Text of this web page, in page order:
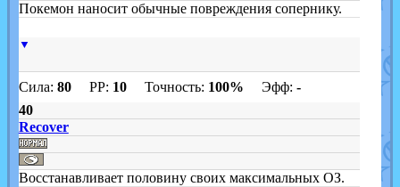
Покемон наносит обычные повреждения сопернику.
▼
Сила: 80PP: 10Точность: 100% Эфф: -
40
Recover
Восстанавливает половину своих максимальных ОЗ.